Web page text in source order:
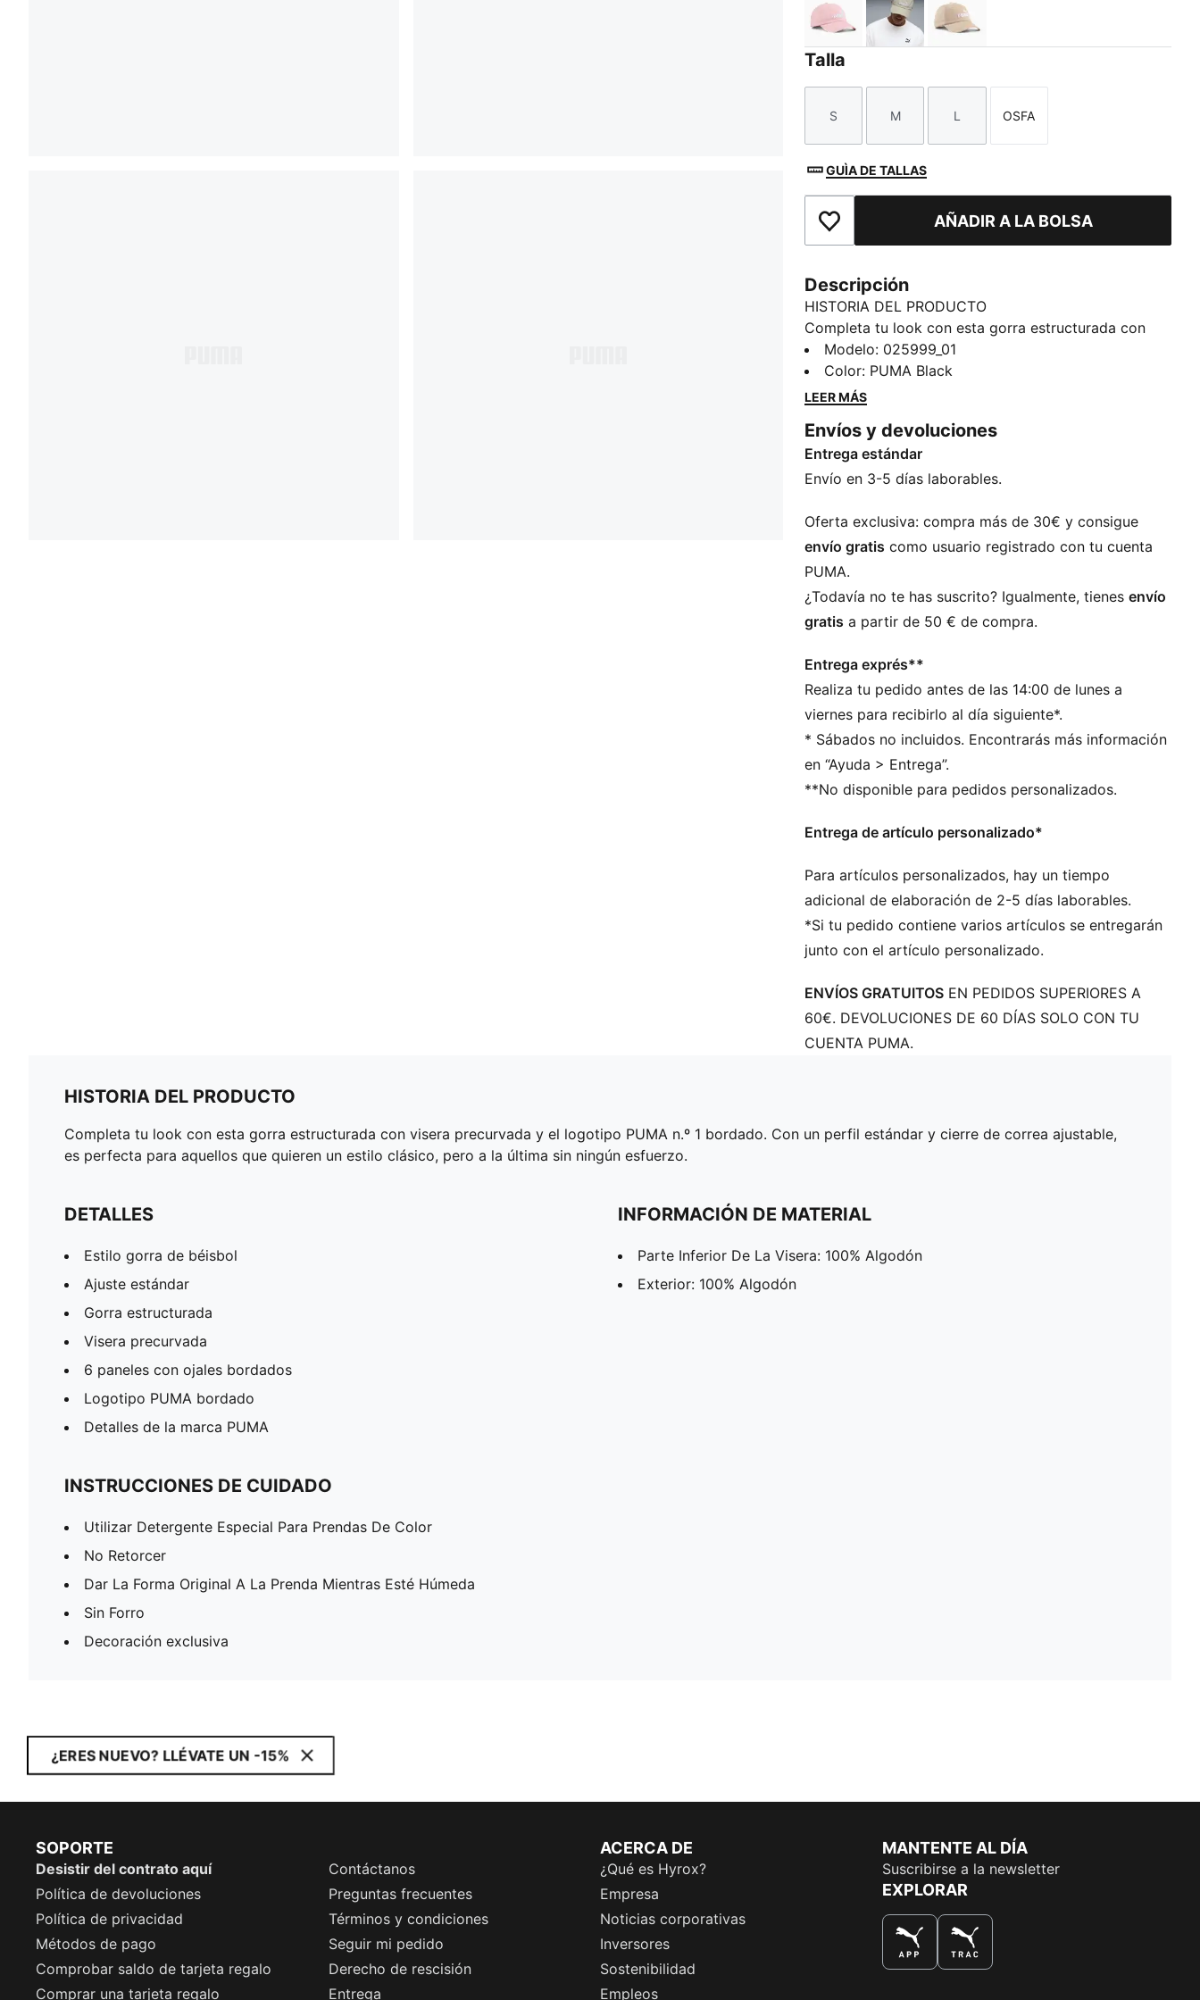
Rosy OutlookPebble Gray
Birch
Talla
Talla
S
Talla
M
Talla
L
Talla
OSFA
GUÌA DE TALLAS
Añade a favoritosAÑADIR A LA BOLSA
Descripción
HISTORIA DEL PRODUCTO
Completa tu look con esta gorra estructurada con
visera precurvada y el logotipo PUMA n.º 1 bordado.
Con un perfil estándar y cierre de correa ajustable, es
perfecta para aquellos que quieren un estilo clásico,
DETALLES
Estilo gorra de béisbol
Ajuste estándar
Visera precurvada
6 paneles con ojales bordados
Logotipo PUMA bordado
Modelo: 025999_01
Color: PUMA Black
LEER MÁS
Envíos y devoluciones
Entrega estándar
Envío en 3-5 días laborables.
Oferta exclusiva: compra más de 30€ y consigue
envío gratis como usuario registrado con tu cuenta
PUMA.
¿Todavía no te has suscrito? Igualmente, tienesenvío
gratis a partir de 50 € de compra.
Entrega exprés**
Realiza tu pedido antes de las 14:00 de lunes a
viernes para recibirlo al día siguiente*.
* Sábados no incluidos. Encontrarás más información
en “Ayuda > Entrega”.
**No disponible para pedidos personalizados.
Entrega de artículo personalizado*
Para artículos personalizados, hay un tiempo
adicional de elaboración de 2-5 días laborables.
*Si tu pedido contiene varios artículos se entregarán
junto con el artículo personalizado.
ENVÍOS GRATUITOS EN PEDIDOS SUPERIORES A
60€. DEVOLUCIONES DE 60 DÍAS SOLO CON TU
CUENTA PUMA.
HISTORIA DEL PRODUCTO
Completa tu look con esta gorra estructurada con visera precurvada y el logotipo PUMA n.º 1 bordado. Con un perfil estándar y cierre de correa ajustable,
es perfecta para aquellos que quieren un estilo clásico, pero a la última sin ningún esfuerzo.
DETALLES
Estilo gorra de béisbol
Ajuste estándar
Gorra estructurada
Visera precurvada
6 paneles con ojales bordados
Logotipo PUMA bordado
Detalles de la marca PUMA
INFORMACIÓN DE MATERIAL
Parte Inferior De La Visera: 100% Algodón
Exterior: 100% Algodón
INSTRUCCIONES DE CUIDADO
Utilizar Detergente Especial Para Prendas De Color
No Retorcer
Dar La Forma Original A La Prenda Mientras Esté Húmeda
Sin Forro
Decoración exclusiva
¿ERES NUEVO? LLÉVATE UN -15%
SOPORTE
Desistir del contrato aquí
Contáctanos
Política de devoluciones
Preguntas frecuentes
Política de privacidad
Términos y condiciones
Métodos de pago
Seguir mi pedido
Comprobar saldo de tarjeta regalo
Derecho de rescisión
Comprar una tarjeta regalo
Entrega
ACERCA DE
¿Qué es Hyrox?
Empresa
Noticias corporativas
Inversores
Sostenibilidad
Empleos
MANTENTE AL DÍA
Suscribirse a la newsletter
EXPLORAR